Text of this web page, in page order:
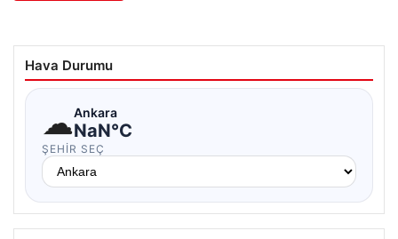
Hava Durumu
☁Ankara
NaN°C
ŞEHIR SEÇ